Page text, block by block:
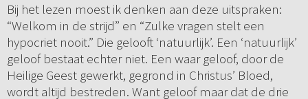
Bij het lezen moest ik denken aan deze uitspraken:
“Welkom in de strijd” en “Zulke vragen stelt een
hypocriet nooit.” Die gelooft ‘natuurlijk’. Een ‘natuurlijk’
geloof bestaat echter niet. Een waar geloof, door de
Heilige Geest gewerkt, gegrond in Christus’ Bloed,
wordt altijd bestreden. Want geloof maar dat de drie